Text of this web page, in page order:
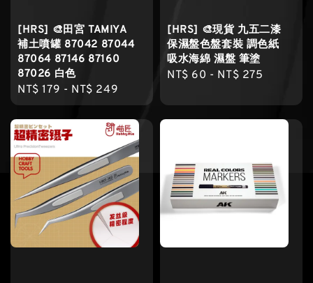
[HRS] 🎨田宮 TAMIYA
補土噴罐 87042 87044
87064 87146 87160
87026 白色
Regular
price
NT$ 179 - NT$ 249
[HRS] 🎨現貨 九五二漆
保濕盤色盤套裝 調色紙
吸水海綿 濕盤 筆塗
Regular
NT$ 60 - NT$ 275